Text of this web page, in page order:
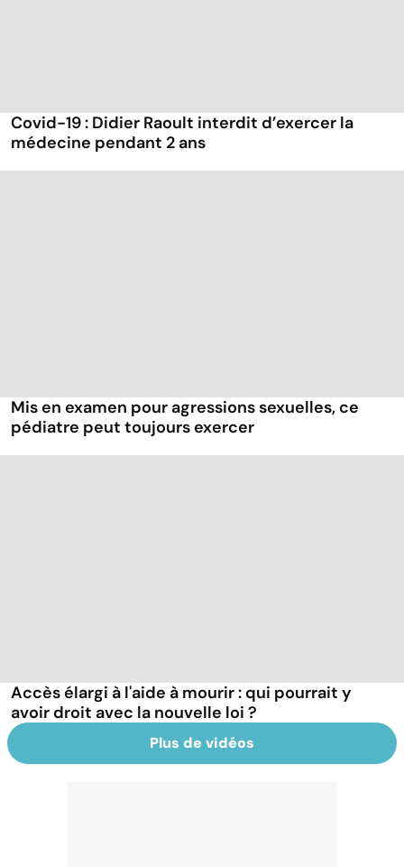
Covid-19 : Didier Raoult interdit d’exercer la
médecine pendant 2 ans
Mis en examen pour agressions sexuelles, ce
pédiatre peut toujours exercer
Accès élargi à l'aide à mourir : qui pourrait y
avoir droit avec la nouvelle loi ?
Plus de vidéos